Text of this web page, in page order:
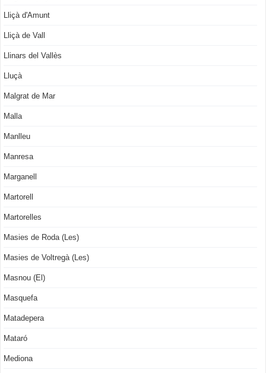
Lliçà d'Amunt
Lliçà de Vall
Llinars del Vallès
Lluçà
Malgrat de Mar
Malla
Manlleu
Manresa
Marganell
Martorell
Martorelles
Masies de Roda (Les)
Masies de Voltregà (Les)
Masnou (El)
Masquefa
Matadepera
Mataró
Mediona